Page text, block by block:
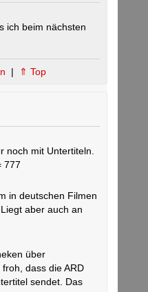
ich beim nächsten
| ⇑ Top
noch mit Untertiteln.
777
in deutschen Filmen
aber auch an
über
dass die ARD
sendet. Das